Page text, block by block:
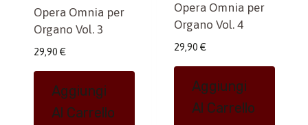
Opera Omnia per
Organo Vol. 3
29,90 €
Aggiungi
Al Carrello
Opera Omnia per
Organo Vol. 4
29,90 €
Aggiungi
Al Carrello